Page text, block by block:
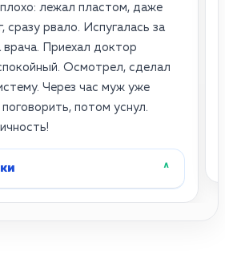
лежал пластом, даже
сразу рвало. Испугалась за
врача. Приехал доктор
Осмотрел, сделал
Через час муж уже
потом уснул.
˄